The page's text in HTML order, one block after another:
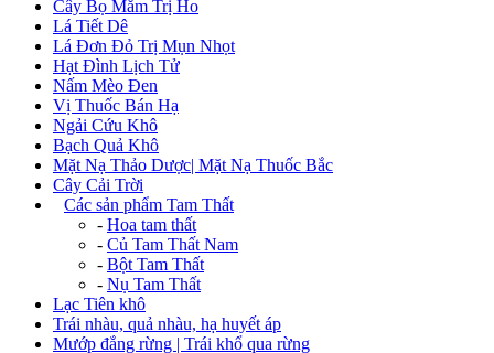
Cây Bọ Mắm Trị Ho
Lá Tiết Dê
Lá Đơn Đỏ Trị Mụn Nhọt
Hạt Đình Lịch Tử
Nấm Mèo Đen
Vị Thuốc Bán Hạ
Ngải Cứu Khô
Bạch Quả Khô
Mặt Nạ Thảo Dược| Mặt Nạ Thuốc Bắc
Cây Cải Trời
Các sản phẩm Tam Thất
- Hoa tam thất
- Củ Tam Thất Nam
- Bột Tam Thất
- Nụ Tam Thất
Lạc Tiên khô
Trái nhàu, quả nhàu, hạ huyết áp
Mướp đắng rừng | Trái khổ qua rừng